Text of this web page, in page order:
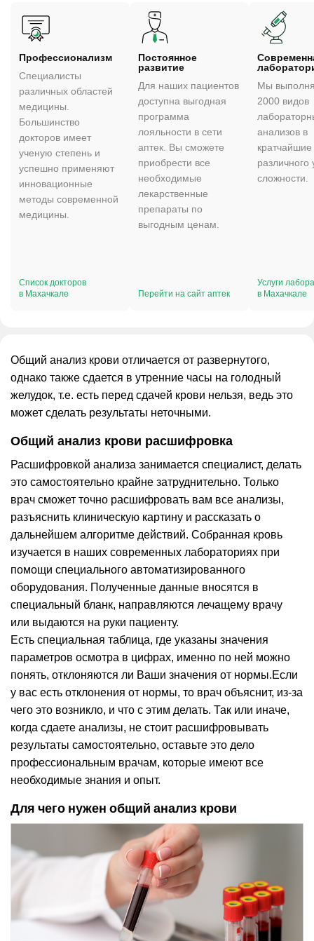
Профессионализм
Специалисты
различных областей
медицины.
Большинство
докторов имеет
ученую степень и
успешно применяют
инновационные
методы современной
медицины.
Список докторов
в Махачкале
Постоянное
развитие
Для наших пациентов
доступна выгодная
программа
лояльности в сети
аптек. Вы сможете
приобрести все
необходимые
лекарственные
препараты по
выгодным ценам.
Перейти на сайт аптек
Мы
2000 видов
анализов в
различного
сложности.
Услуги
в Махачкале
Общий анализ крови отличается от развернутого,
однако также сдается в утренние часы на голодный
желудок, т.е. есть перед сдачей крови нельзя, ведь это
может сделать результаты неточными.
Общий анализ крови расшифровка
Расшифровкой анализа занимается специалист, делать
это самостоятельно крайне затруднительно. Только
врач сможет точно расшифровать вам все анализы,
разъяснить клиническую картину и рассказать о
дальнейшем алгоритме действий. Собранная кровь
изучается в наших современных лабораториях при
помощи специального автоматизированного
оборудования. Полученные данные вносятся в
специальный бланк, направляются лечащему врачу
или выдаются на руки пациенту.
Есть специальная таблица, где указаны значения
параметров осмотра в цифрах, именно по ней можно
понять, отклоняются ли Ваши значения от нормы.Если
у вас есть отклонения от нормы, то врач объяснит, из-за
чего это возникло, и что с этим делать. Так или иначе,
когда сдаете анализы, не стоит расшифровывать
результаты самостоятельно, оставьте это дело
профессиональным врачам, которые имеют все
необходимые знания и опыт.
Для чего нужен общий анализ крови